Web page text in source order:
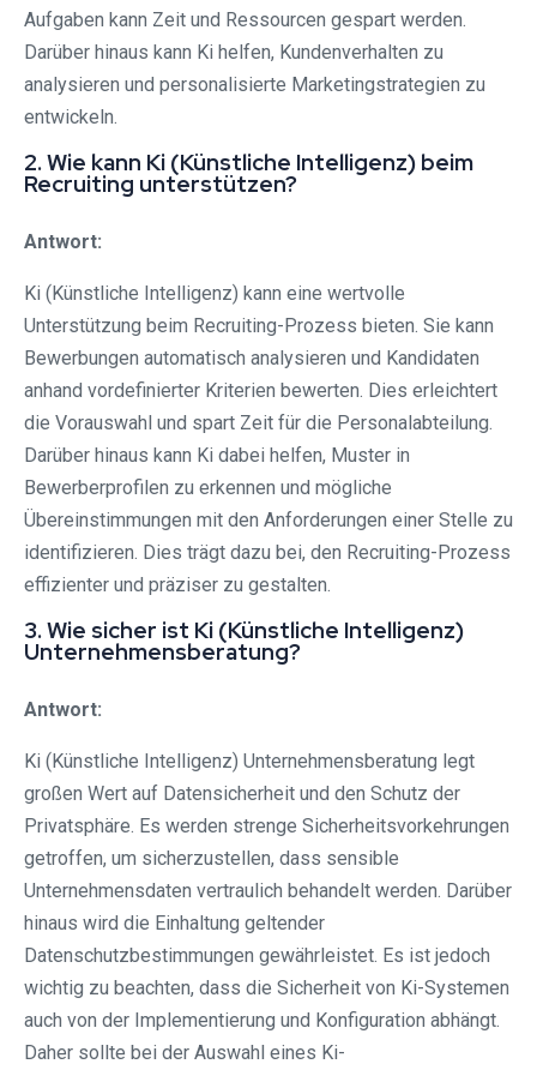
Aufgaben kann Zeit und Ressourcen gespart werden.
Darüber hinaus kann Ki helfen, Kundenverhalten zu
analysieren und personalisierte Marketingstrategien zu
entwickeln.
2. Wie kann Ki (Künstliche Intelligenz) beim
Recruiting unterstützen?
Antwort:
Ki (Künstliche Intelligenz) kann eine wertvolle
Unterstützung beim Recruiting-Prozess bieten. Sie kann
Bewerbungen automatisch analysieren und Kandidaten
anhand vordefinierter Kriterien bewerten. Dies erleichtert
die Vorauswahl und spart Zeit für die Personalabteilung.
Darüber hinaus kann Ki dabei helfen, Muster in
Bewerberprofilen zu erkennen und mögliche
Übereinstimmungen mit den Anforderungen einer Stelle zu
identifizieren. Dies trägt dazu bei, den Recruiting-Prozess
effizienter und präziser zu gestalten.
3. Wie sicher ist Ki (Künstliche Intelligenz)
Unternehmensberatung?
Antwort:
Ki (Künstliche Intelligenz) Unternehmensberatung legt
großen Wert auf Datensicherheit und den Schutz der
Privatsphäre. Es werden strenge Sicherheitsvorkehrungen
getroffen, um sicherzustellen, dass sensible
Unternehmensdaten vertraulich behandelt werden. Darüber
hinaus wird die Einhaltung geltender
Datenschutzbestimmungen gewährleistet. Es ist jedoch
wichtig zu beachten, dass die Sicherheit von Ki-Systemen
auch von der Implementierung und Konfiguration abhängt.
Daher sollte bei der Auswahl eines Ki-